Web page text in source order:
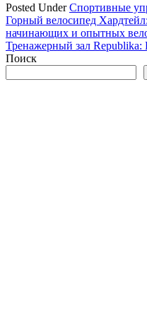
Posted UnderСпортивные
Навигация
по
записям
Горный велосипед
начинающих и опытных
Тренажерный зал
Поиск